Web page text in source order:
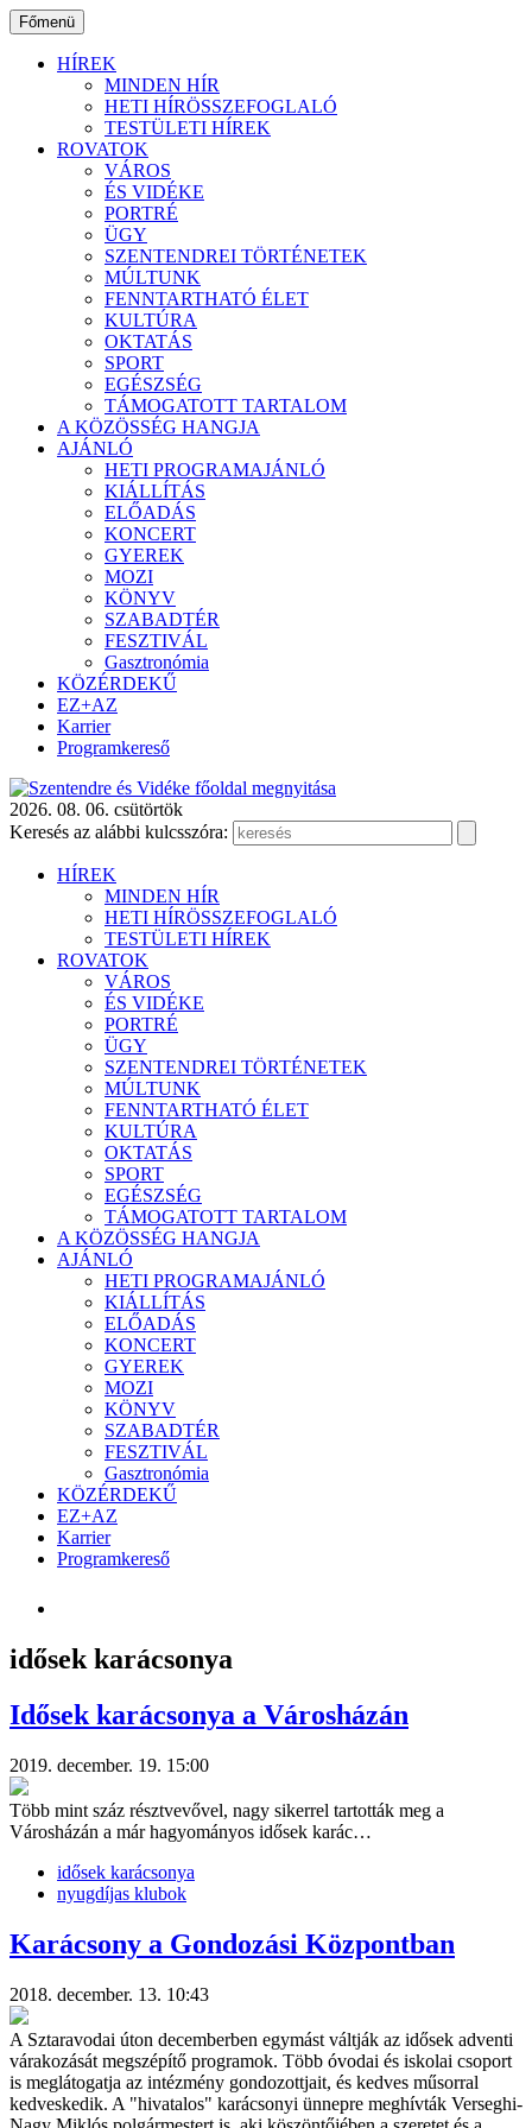
Ugrás
a
tartalomhoz
Főmenü
HÍREK
MINDEN HÍR
HETI HÍRÖSSZEFOGLALÓ
TESTÜLETI HÍREK
ROVATOK
VÁROS
ÉS VIDÉKE
PORTRÉ
ÜGY
SZENTENDREI TÖRTÉNETEK
MÚLTUNK
FENNTARTHATÓ ÉLET
KULTÚRA
OKTATÁS
SPORT
EGÉSZSÉG
TÁMOGATOTT TARTALOM
A KÖZÖSSÉG HANGJA
AJÁNLÓ
HETI PROGRAMAJÁNLÓ
KIÁLLÍTÁS
ELŐADÁS
KONCERT
GYEREK
MOZI
KÖNYV
SZABADTÉR
FESZTIVÁL
Gasztronómia
KÖZÉRDEKŰ
EZ+AZ
Karrier
Programkereső
2026. 08. 06. csütörtök
Keresés az alábbi kulcsszóra:
HÍREK
MINDEN HÍR
HETI HÍRÖSSZEFOGLALÓ
TESTÜLETI HÍREK
ROVATOK
VÁROS
ÉS VIDÉKE
PORTRÉ
ÜGY
SZENTENDREI TÖRTÉNETEK
MÚLTUNK
FENNTARTHATÓ ÉLET
KULTÚRA
OKTATÁS
SPORT
EGÉSZSÉG
TÁMOGATOTT TARTALOM
A KÖZÖSSÉG HANGJA
AJÁNLÓ
HETI PROGRAMAJÁNLÓ
KIÁLLÍTÁS
ELŐADÁS
KONCERT
GYEREK
MOZI
KÖNYV
SZABADTÉR
FESZTIVÁL
Gasztronómia
KÖZÉRDEKŰ
EZ+AZ
Karrier
Programkereső
idősek karácsonya
Idősek karácsonya a Városházán
2019. december. 19. 15:00
Több mint száz résztvevővel, nagy sikerrel tartották meg a
Városházán a már hagyományos idősek karác…
idősek karácsonya
nyugdíjas klubok
Karácsony a Gondozási Központban
2018. december. 13. 10:43
A Sztaravodai úton decemberben egymást váltják az idősek adventi
várakozását megszépítő programok. Több óvodai és iskolai csoport
is meglátogatja az intézmény gondozottjait, és kedves műsorral
kedveskedik. A "hivatalos" karácsonyi ünnepre meghívták Verseghi-